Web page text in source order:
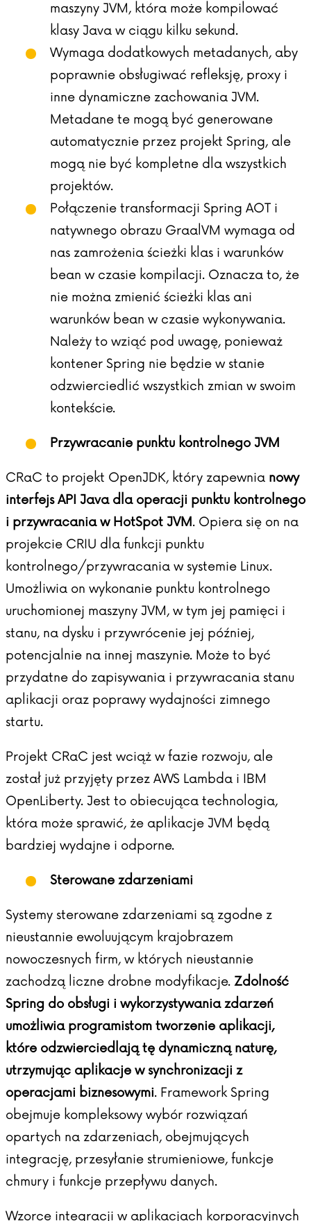
maszyny JVM, która może kompilować
klasy Java w ciągu kilku sekund.
Wymaga dodatkowych metadanych, aby
poprawnie obsługiwać refleksję, proxy i
inne dynamiczne zachowania JVM.
Metadane te mogą być generowane
automatycznie przez projekt Spring, ale
mogą nie być kompletne dla wszystkich
projektów.
Połączenie transformacji Spring AOT i
natywnego obrazu GraalVM wymaga od
nas zamrożenia ścieżki klas i warunków
bean w czasie kompilacji. Oznacza to, że
nie można zmienić ścieżki klas ani
warunków bean w czasie wykonywania.
Należy to wziąć pod uwagę, ponieważ
kontener Spring nie będzie w stanie
odzwierciedlić wszystkich zmian w swoim
kontekście.
Przywracanie punktu kontrolnego JVM
CRaC to projekt OpenJDK, który zapewnia nowy
interfejs API Java dla operacji punktu kontrolnego
i przywracania w HotSpot JVM. Opiera się on na
projekcie CRIU dla funkcji punktu
kontrolnego/przywracania w systemie Linux.
Umożliwia on wykonanie punktu kontrolnego
uruchomionej maszyny JVM, w tym jej pamięci i
stanu, na dysku i przywrócenie jej później,
potencjalnie na innej maszynie. Może to być
przydatne do zapisywania i przywracania stanu
aplikacji oraz poprawy wydajności zimnego
startu.
Projekt CRaC jest wciąż w fazie rozwoju, ale
został już przyjęty przez AWS Lambda i IBM
OpenLiberty. Jest to obiecująca technologia,
która może sprawić, że aplikacje JVM będą
bardziej wydajne i odporne.
Sterowane zdarzeniami
Systemy sterowane zdarzeniami są zgodne z
nieustannie ewoluującym krajobrazem
nowoczesnych firm, w których nieustannie
zachodzą liczne drobne modyfikacje. Zdolność
Spring do obsługi i wykorzystywania zdarzeń
umożliwia programistom tworzenie aplikacji,
które odzwierciedlają tę dynamiczną naturę,
utrzymując aplikacje w synchronizacji z
operacjami biznesowymi. Framework Spring
obejmuje kompleksowy wybór rozwiązań
opartych na zdarzeniach, obejmujących
integrację, przesyłanie strumieniowe, funkcje
chmury i funkcje przepływu danych.
Wzorce integracji w aplikacjach korporacyjnych